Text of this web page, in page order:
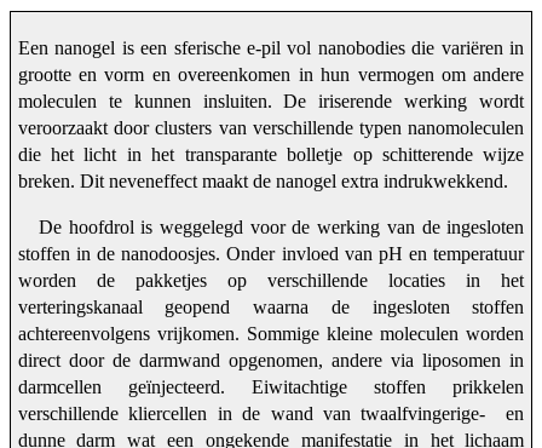
Een nanogel is een sferische e-pil vol nanobodies die variëren in
grootte en vorm en overeenkomen in hun vermogen om andere
moleculen te kunnen insluiten. De iriserende werking wordt
veroorzaakt door clusters van verschillende typen nanomoleculen
die het licht in het transparante bolletje op schitterende wijze
breken. Dit neveneffect maakt de nanogel extra indrukwekkend.
De hoofdrol is weggelegd voor de werking van de ingesloten
stoffen in de nanodoosjes. Onder invloed van pH en temperatuur
worden de pakketjes op verschillende locaties in het
verteringskanaal geopend waarna de ingesloten stoffen
achtereenvolgens vrijkomen. Sommige kleine moleculen worden
direct door de darmwand opgenomen, andere via liposomen in
darmcellen geïnjecteerd. Eiwitachtige stoffen prikkelen
verschillende kliercellen in de wand van twaalfvingerige- en
dunne darm wat een ongekende manifestatie in het lichaam